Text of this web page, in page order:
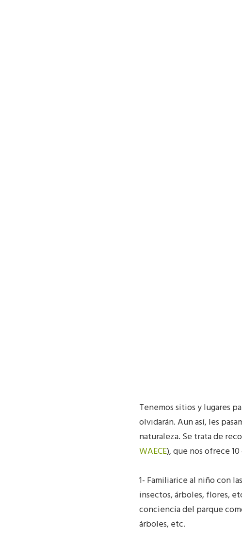
Tenemos sitios y lugares
olvidarán. Aun así, les
naturaleza. Se trata de
WAECE), que nos ofrece
1- Familiarice al niño con
insectos, árboles, flores,
conciencia del parque
árboles, etc.